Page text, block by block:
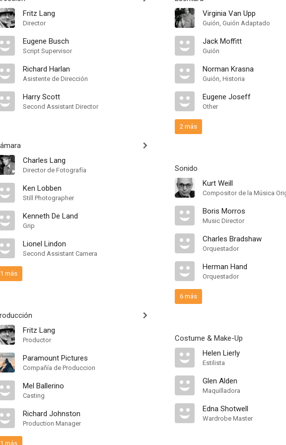
Fritz Lang
Director
Eugene Busch
Script Supervisor
Richard Harlan
Asistente de Dirección
Harry Scott
Second Assistant Director
Charles Lang
Director de Fotografía
Ken Lobben
Still Photographer
Kenneth De Land
Grip
Lionel Lindon
Second Assistant Camera
1 más
Fritz Lang
Productor
Paramount Pictures
Compañía de Produccion
Mel Ballerino
Casting
Richard Johnston
Production Manager
1 más
Virginia Van Upp
Guión, Guión Adaptado
Jack Moffitt
Guión
Norman Krasna
Guión, Historia
Eugene Joseff
Other
2 más
Sonido
Kurt Weill
Compositor de la Música
Boris Morros
Music Director
Charles Bradshaw
Orquestador
Herman Hand
Orquestador
6 más
Costume & Make-Up
Helen Lierly
Estilista
Glen Alden
Maquilladora
Edna Shotwell
Wardrobe Master